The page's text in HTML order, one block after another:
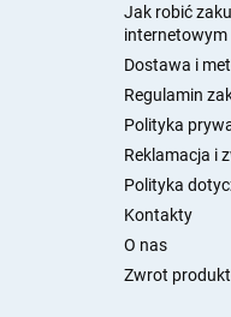
Jak robić
internetowym
Dostawa i
Regulamin
Polityka
Reklamacja i
Polityka
Kontakty
O nas
Zwrot